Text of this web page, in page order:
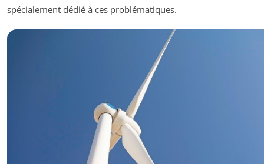
spécialement dédié à ces problématiques.